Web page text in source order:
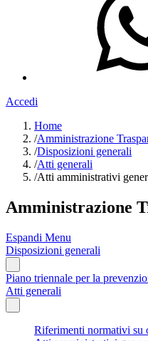
Accedi
Home
/Amministrazione
/Disposizioni generali
/Atti generali
/Atti amministrativi
Amministrazione
Espandi Menu
Disposizioni generali
Piano triennale per la
Atti generali
Riferimenti normativi su